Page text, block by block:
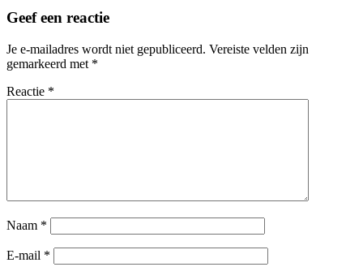
Geef een reactie
Je e-mailadres wordt niet gepubliceerd. Vereiste velden zijn
gemarkeerd met *
Reactie *
Naam *
E-mail *